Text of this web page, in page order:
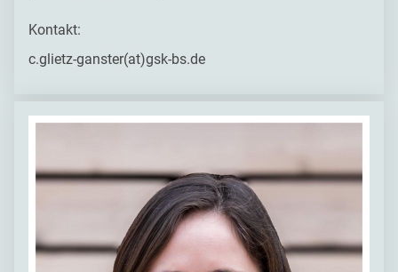
Kontakt:
c.glietz-ganster(at)gsk-bs.de